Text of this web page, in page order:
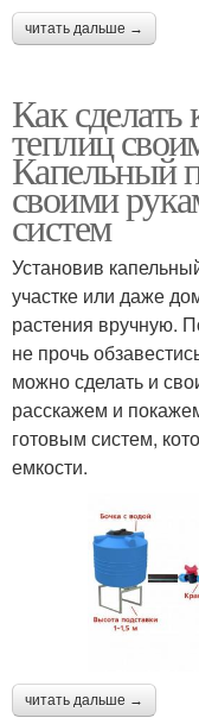
читать дальше →
Как
теплиц
Капельный
своими
систем
Установив
участке или даже
растения вручную.
не прочь
можно сделать и
расскажем и
готовым систем,
емкости.
читать дальше →